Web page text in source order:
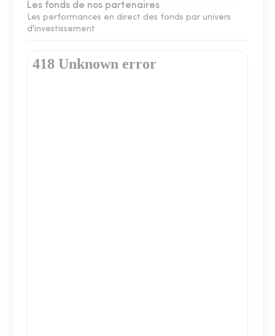
Les fonds de nos partenaires
Les performances en direct des fonds par univers
d'investissement